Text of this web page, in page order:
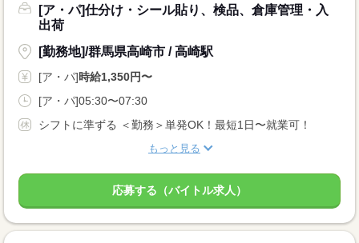
[ア・パ]仕分け・シール貼り、検品、倉庫管理・入
出荷
[勤務地]/群馬県高崎市 / 高崎駅
[ア・パ]時給1,350円〜
[ア・パ]05:30〜07:30
シフトに準ずる ＜勤務＞単発OK！最短1日〜就業可！
もっと見る
応募する（バイトル求人）